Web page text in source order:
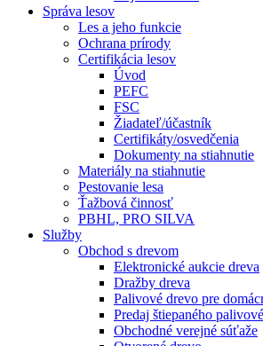
Správa lesov
Les a jeho funkcie
Ochrana prírody
Certifikácia lesov
Úvod
PEFC
FSC
Žiadateľ/účastník
Certifikáty/osvedčenia
Dokumenty na stiahnutie
Materiály na stiahnutie
Pestovanie lesa
Ťažbová činnosť
PBHL, PRO SILVA
Služby
Obchod s drevom
Elektronické aukcie dreva
Dražby dreva
Palivové drevo pre
Predaj štiepaného
Obchodné verejné súťaže